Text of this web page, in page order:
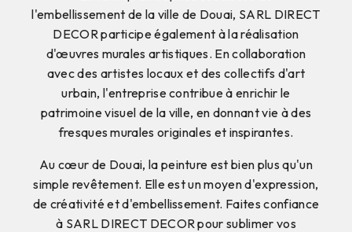
l'embellissement de la ville de Douai, SARL DIRECT
DECOR participe également à la réalisation
d'œuvres murales artistiques. En collaboration
avec des artistes locaux et des collectifs d'art
urbain, l'entreprise contribue à enrichir le
patrimoine visuel de la ville, en donnant vie à des
fresques murales originales et inspirantes.
Au cœur de Douai, la peinture est bien plus qu'un
simple revêtement. Elle est un moyen d'expression,
de créativité et d'embellissement. Faites confiance
à SARL DIRECT DECOR pour sublimer vos